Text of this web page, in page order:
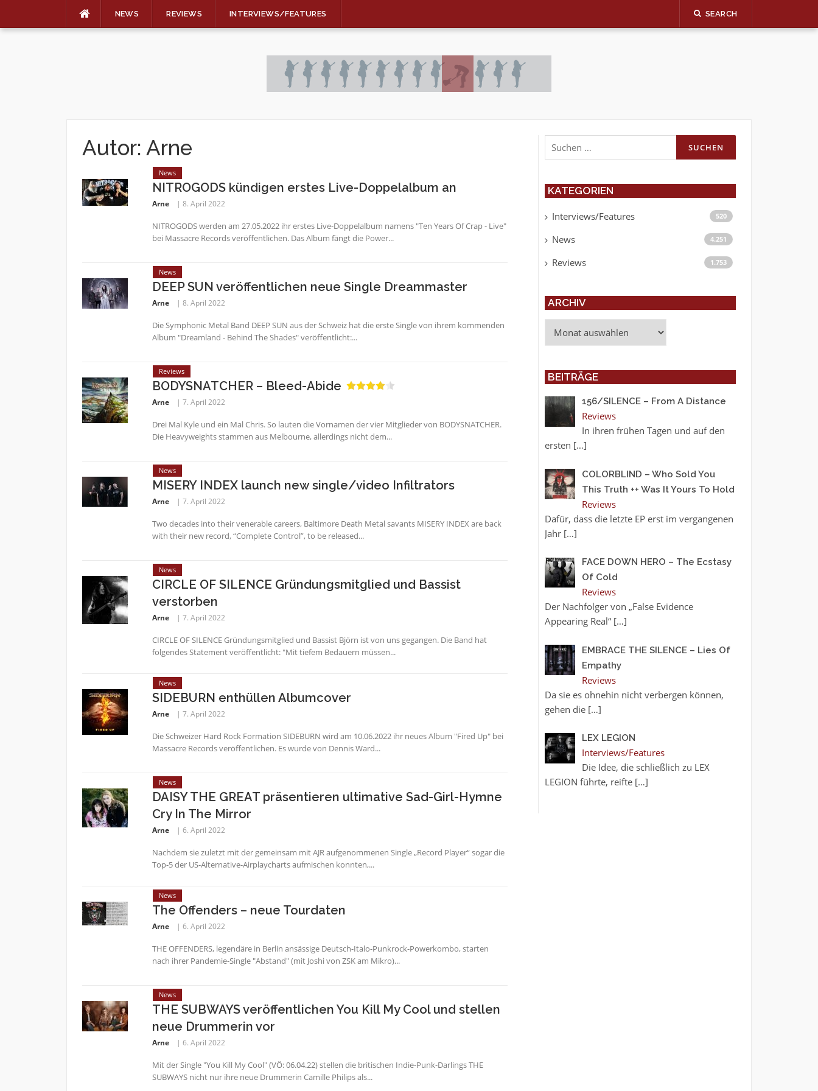
NEWS REVIEWS INTERVIEWS/FEATURES SEARCH
Autor: Arne
News
NITROGODS kündigen erstes Live-Doppelalbum an
Arne 8. April 2022
NITROGODS werden am 27.05.2022 ihr erstes Live-Doppelalbum namens "Ten Years Of Crap - Live"
bei Massacre Records veröffentlichen. Das Album fängt die Power...
News
DEEP SUN veröffentlichen neue Single Dreammaster
Arne 8. April 2022
Die Symphonic Metal Band DEEP SUN aus der Schweiz hat die erste Single von ihrem kommenden
Album "Dreamland - Behind The Shades" veröffentlicht:...
Reviews
BODYSNATCHER – Bleed-Abide
Arne 7. April 2022
Drei Mal Kyle und ein Mal Chris. So lauten die Vornamen der vier Mitglieder von BODYSNATCHER.
Die Heavyweights stammen aus Melbourne, allerdings nicht dem...
News
MISERY INDEX launch new single/video Infiltrators
Arne 7. April 2022
Two decades into their venerable careers, Baltimore Death Metal savants MISERY INDEX are back
with their new record, “Complete Control”, to be released...
News
CIRCLE OF SILENCE Gründungsmitglied und Bassist
verstorben
Arne 7. April 2022
CIRCLE OF SILENCE Gründungsmitglied und Bassist Björn ist von uns gegangen. Die Band hat
folgendes Statement veröffentlicht: "Mit tiefem Bedauern müssen...
News
SIDEBURN enthüllen Albumcover
Arne 7. April 2022
Die Schweizer Hard Rock Formation SIDEBURN wird am 10.06.2022 ihr neues Album "Fired Up" bei
Massacre Records veröffentlichen. Es wurde von Dennis Ward...
News
DAISY THE GREAT präsentieren ultimative Sad-Girl-Hymne
Cry In The Mirror
Arne 6. April 2022
Nachdem sie zuletzt mit der gemeinsam mit AJR aufgenommenen Single „Record Player“ sogar die
Top-5 der US-Alternative-Airplaycharts aufmischen konnten,...
News
The Offenders – neue Tourdaten
Arne 6. April 2022
THE OFFENDERS, legendäre in Berlin ansässige Deutsch-Italo-Punkrock-Powerkombo, starten
nach ihrer Pandemie-Single "Abstand" (mit Joshi von ZSK am Mikro)...
News
THE SUBWAYS veröffentlichen You Kill My Cool und stellen
neue Drummerin vor
Arne 6. April 2022
Mit der Single "You Kill My Cool" (VÖ: 06.04.22) stellen die britischen Indie-Punk-Darlings THE
SUBWAYS nicht nur ihre neue Drummerin Camille Philips als...
Suchen
nach:
KATEGORIEN
Interviews/Features 520
News 4.251
Reviews 1.753
ARCHIV
BEITRÄGE
156/SILENCE – From A Distance
Reviews
In ihren frühen Tagen und auf den
ersten […]
COLORBLIND – Who Sold You
This Truth ++ Was It Yours To Hold
Reviews
Dafür, dass die letzte EP erst im vergangenen
Jahr […]
FACE DOWN HERO – The Ecstasy
Of Cold
Reviews
Der Nachfolger von „False Evidence
Appearing Real“ […]
EMBRACE THE SILENCE – Lies Of
Empathy
Reviews
Da sie es ohnehin nicht verbergen können,
gehen die […]
LEX LEGION
Interviews/Features
Die Idee, die schließlich zu LEX
LEGION führte, reifte […]